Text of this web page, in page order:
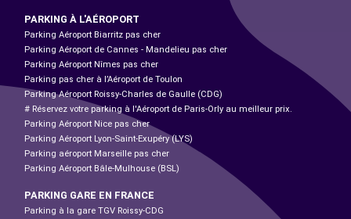
PARKING À L'AÉROPORT
Parking Aéroport Biarritz pas cher
Parking Aéroport de Cannes - Mandelieu pas cher
Parking Aéroport Nîmes pas cher
Parking pas cher à l’Aéroport de Toulon
Parking Aéroport Roissy-Charles de Gaulle (CDG)
# Réservez votre parking à l'Aéroport de Paris-Orly au meilleur prix.
Parking Aéroport Nice pas cher
Parking Aéroport Lyon-Saint-Exupéry (LYS)
Parking aéroport Marseille pas cher
Parking Aéroport Bâle-Mulhouse (BSL)
PARKING GARE EN FRANCE
Parking à la gare TGV Roissy-CDG